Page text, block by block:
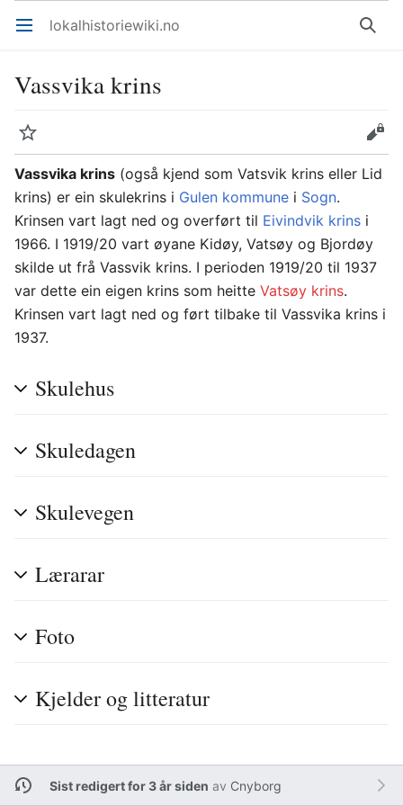
Åpne hovedmenyen lokalhistoriewiki.no Søk
Vassvika krins
Overvåk
Rediger
Vassvika krins (også kjend som Vatsvik krins eller Lid
krins) er ein skulekrins i Gulen kommune i Sogn.
Krinsen vart lagt ned og overført til Eivindvik krins i
1966. I 1919/20 vart øyane Kidøy, Vatsøy og Bjordøy
skilde ut frå Vassvik krins. I perioden 1919/20 til 1937
var dette ein eigen krins som heitte Vatsøy krins.
Krinsen vart lagt ned og ført tilbake til Vassvika krins i
1937.
Skulehus
Skuledagen
Skulevegen
Lærarar
Foto
Kjelder og litteratur
Sist redigert for 3 år siden av Cnyborg